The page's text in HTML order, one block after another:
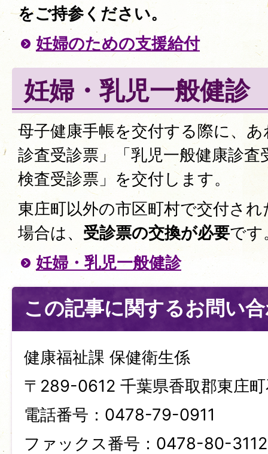
をご持参ください。
妊婦のための支援給付
妊婦・乳児一般健診
母子健康手帳を交付する際に、
診査受診票」「乳児一般健康診査
検査受診票」を交付します。
東庄町以外の市区町村で交付さ
場合は、 受診票の交換が必要です
妊婦・乳児一般健診
この記事に関するお問い
健康福祉課 保健衛生係
〒289-0612 千葉県香取郡東庄
電話番号：0478-79-0911
ファックス番号：0478-80-3112